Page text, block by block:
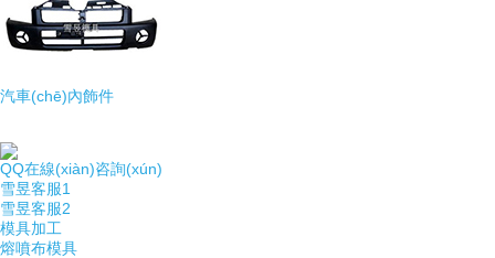
汽車(chē)內飾件
QQ在線(xiàn)咨詢(xún)
雪昱客服1
雪昱客服2
模具加工
熔噴布模具